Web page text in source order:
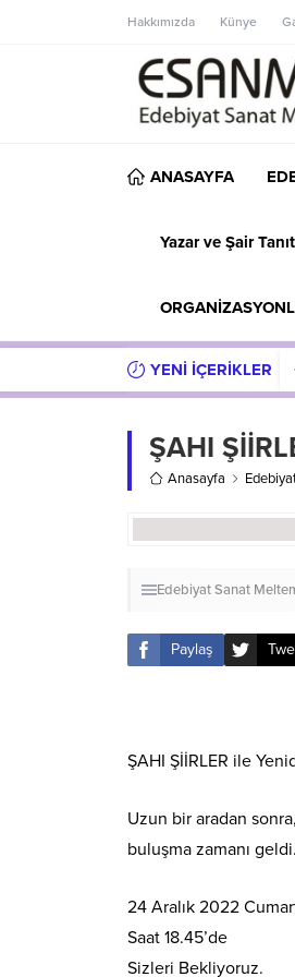
Hakkımızda Künye
ANASAYFA
Yazar ve Şair
YENİ İÇERİKLER
ŞAHI
Anasayfa
Edebiyat Sanat
Paylaş
ŞAHI ŞİİRLER ile
Uzun bir aradan
buluşma zamanı
24 Aralık 2022
Saat 18.45’de
Sizleri Bekliyoruz.